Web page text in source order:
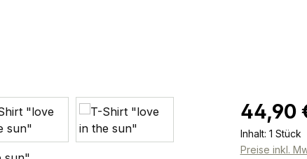
Regulärer
44,90
Inhalt: 1 Stück
Preise inkl.